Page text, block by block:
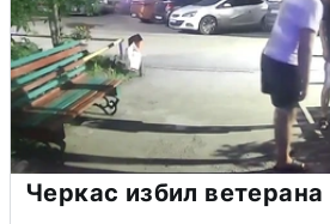
Черкас избил